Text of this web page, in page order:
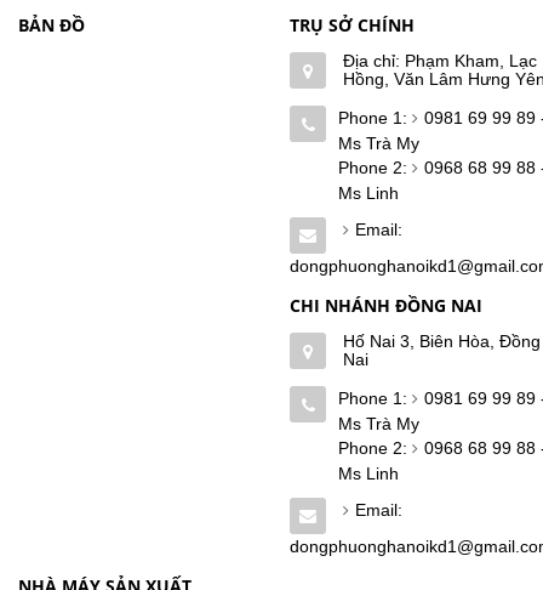
BẢN ĐỒ TRỤ SỞ CHÍNH
Địa chỉ: Phạm Kham, Lạc
Hồng, Văn Lâm Hưng
Phone 1:
0981 69 99 89
Ms Trà My
Phone 2:
0968 68 99 88
Ms Linh
Email:
CHI NHÁNH ĐỒNG NAI
Hố Nai 3, Biên Hòa, Đồng
Nai
Phone 1:
0981 69 99 89
Ms Trà My
Phone 2:
0968 68 99 88
Ms Linh
Email: